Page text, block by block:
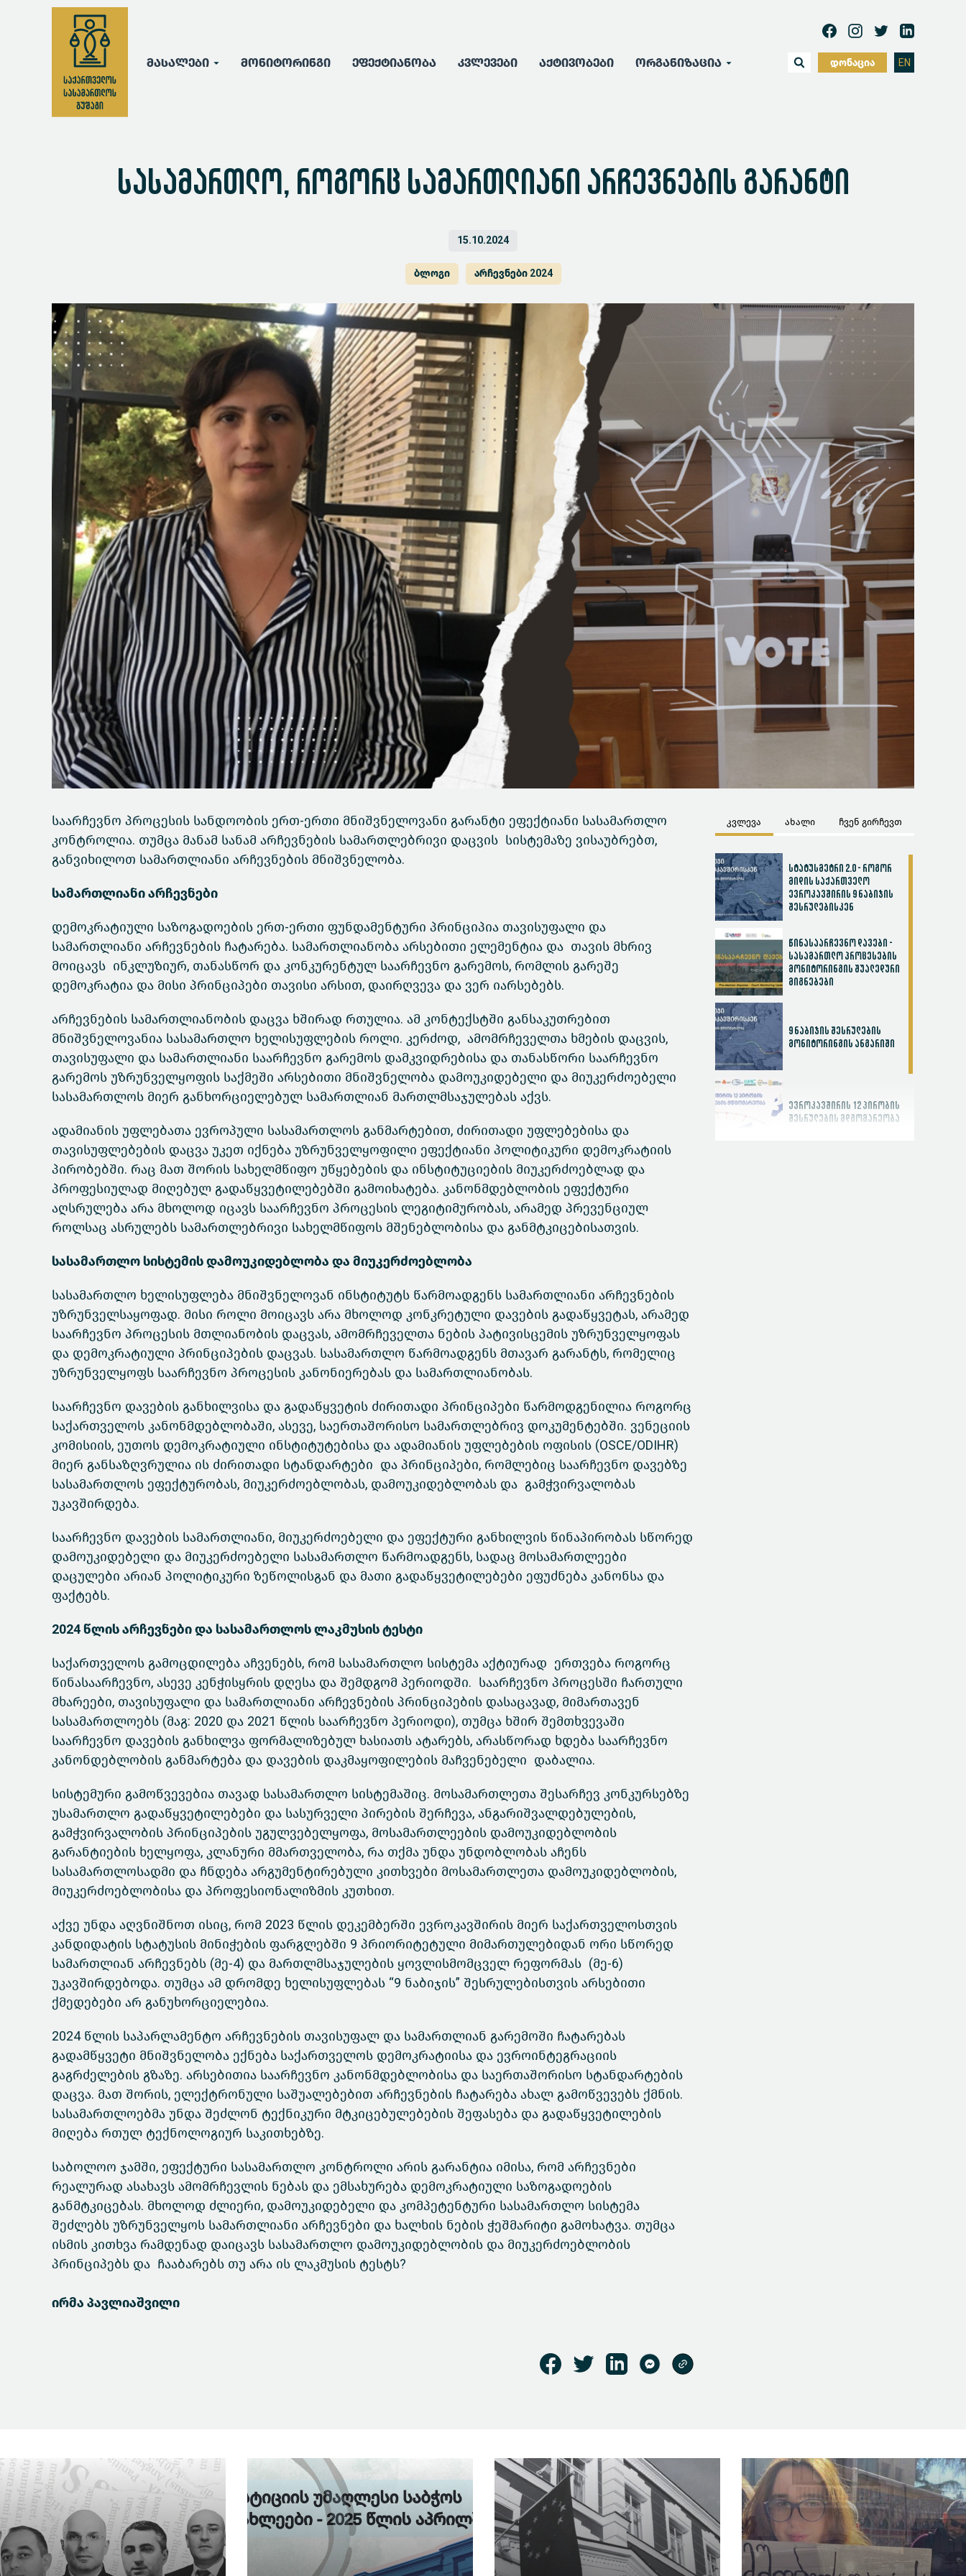
მასალები მონიტორინგი ეფექტიანობა კვლევები აქტივობები ორგანიზაცია დონაცია EN
სასამართლო, როგორც სამართლიანი არჩევნების გარანტი
15.10.2024
ბლოგი არჩევნები 2024
საარჩევნო პროცესის სანდოობის ერთ-ერთი მნიშვნელოვანი გარანტი ეფექტიანი სასამართლო
კონტროლია. თუმცა მანამ სანამ არჩევნების სამართლებრივი დაცვის სისტემაზე ვისაუბრებთ,
განვიხილოთ სამართლიანი არჩევნების მნიშვნელობა.
სამართლიანი არჩევნები
დემოკრატიული საზოგადოების ერთ-ერთი ფუნდამენტური პრინციპია თავისუფალი და
სამართლიანი არჩევნების ჩატარება. სამართლიანობა არსებითი ელემენტია და თავის მხრივ
მოიცავს ინკლუზიურ, თანასწორ და კონკურენტულ საარჩევნო გარემოს, რომლის გარეშე
დემოკრატია და მისი პრინციპები თავისი არსით, დაირღვევა და ვერ იარსებებს.
არჩევნების სამართლიანობის დაცვა ხშირად რთულია. ამ კონტექსტში განსაკუთრებით
მნიშვნელოვანია სასამართლო ხელისუფლების როლი. კერძოდ, ამომრჩეველთა ხმების დაცვის,
თავისუფალი და სამართლიანი საარჩევნო გარემოს დამკვიდრებისა და თანასწორი საარჩევნო
გარემოს უზრუნველყოფის საქმეში არსებითი მნიშვნელობა დამოუკიდებელი და მიუკერძოებელი
სასამართლოს მიერ განხორციელებულ სამართლიან მართლმსაჯულებას აქვს.
ადამიანის უფლებათა ევროპული სასამართლოს განმარტებით, ძირითადი უფლებებისა და
თავისუფლებების დაცვა უკეთ იქნება უზრუნველყოფილი ეფექტიანი პოლიტიკური დემოკრატიის
პირობებში. რაც მათ შორის სახელმწიფო უწყებების და ინსტიტუციების მიუკერძოებლად და
პროფესიულად მიღებულ გადაწყვეტილებებში გამოიხატება. კანონმდებლობის ეფექტური
აღსრულება არა მხოლოდ იცავს საარჩევნო პროცესის ლეგიტიმურობას, არამედ პრევენციულ
როლსაც ასრულებს სამართლებრივი სახელმწიფოს მშენებლობისა და განმტკიცებისათვის.
სასამართლო სისტემის დამოუკიდებლობა და მიუკერძოებლობა
სასამართლო ხელისუფლება მნიშვნელოვან ინსტიტუტს წარმოადგენს სამართლიანი არჩევნების
უზრუნველსაყოფად. მისი როლი მოიცავს არა მხოლოდ კონკრეტული დავების გადაწყვეტას, არამედ
საარჩევნო პროცესის მთლიანობის დაცვას, ამომრჩეველთა ნების პატივისცემის უზრუნველყოფას
და დემოკრატიული პრინციპების დაცვას. სასამართლო წარმოადგენს მთავარ გარანტს, რომელიც
უზრუნველყოფს საარჩევნო პროცესის კანონიერებას და სამართლიანობას.
საარჩევნო დავების განხილვისა და გადაწყვეტის ძირითადი პრინციპები წარმოდგენილია როგორც
საქართველოს კანონმდებლობაში, ასევე, საერთაშორისო სამართლებრივ დოკუმენტებში. ვენეციის
კომისიის, ეუთოს დემოკრატიული ინსტიტუტებისა და ადამიანის უფლებების ოფისის (OSCE/ODIHR)
მიერ განსაზღვრულია ის ძირითადი სტანდარტები და პრინციპები, რომლებიც საარჩევნო დავებზე
სასამართლოს ეფექტურობას, მიუკერძოებლობას, დამოუკიდებლობას და გამჭვირვალობას
უკავშირდება.
საარჩევნო დავების სამართლიანი, მიუკერძოებელი და ეფექტური განხილვის წინაპირობას სწორედ
დამოუკიდებელი და მიუკერძოებელი სასამართლო წარმოადგენს, სადაც მოსამართლეები
დაცულები არიან პოლიტიკური ზეწოლისგან და მათი გადაწყვეტილებები ეფუძნება კანონსა და
ფაქტებს.
2024 წლის არჩევნები და სასამართლოს ლაკმუსის ტესტი
საქართველოს გამოცდილება აჩვენებს, რომ სასამართლო სისტემა აქტიურად ერთვება როგორც
წინასაარჩევნო, ასევე კენჭისყრის დღესა და შემდგომ პერიოდში. საარჩევნო პროცესში ჩართული
მხარეები, თავისუფალი და სამართლიანი არჩევნების პრინციპების დასაცავად, მიმართავენ
სასამართლოებს (მაგ: 2020 და 2021 წლის საარჩევნო პერიოდი), თუმცა ხშირ შემთხვევაში
საარჩევნო დავების განხილვა ფორმალიზებულ ხასიათს ატარებს, არასწორად ხდება საარჩევნო
კანონდებლობის განმარტება და დავების დაკმაყოფილების მაჩვენებელი დაბალია.
სისტემური გამოწვევებია თავად სასამართლო სისტემაშიც. მოსამართლეთა შესარჩევ კონკურსებზე
უსამართლო გადაწყვეტილებები და სასურველი პირების შერჩევა, ანგარიშვალდებულების,
გამჭვირვალობის პრინციპების უგულვებელყოფა, მოსამართლეების დამოუკიდებლობის
გარანტიების ხელყოფა, კლანური მმართველობა, რა თქმა უნდა უნდობლობას აჩენს
სასამართლოსადმი და ჩნდება არგუმენტირებული კითხვები მოსამართლეთა დამოუკიდებლობის,
მიუკერძოებლობისა და პროფესიონალიზმის კუთხით.
აქვე უნდა აღვნიშნოთ ისიც, რომ 2023 წლის დეკემბერში ევროკავშირის მიერ საქართველოსთვის
კანდიდატის სტატუსის მინიჭების ფარგლებში 9 პრიორიტეტული მიმართულებიდან ორი სწორედ
სამართლიან არჩევნებს (მე-4) და მართლმსაჯულების ყოვლისმომცველ რეფორმას (მე-6)
უკავშირდებოდა. თუმცა ამ დრომდე ხელისუფლებას “9 ნაბიჯის” შესრულებისთვის არსებითი
ქმედებები არ განუხორციელებია.
2024 წლის საპარლამენტო არჩევნების თავისუფალ და სამართლიან გარემოში ჩატარებას
გადამწყვეტი მნიშვნელობა ექნება საქართველოს დემოკრატიისა და ევროინტეგრაციის
გაგრძელების გზაზე. არსებითია საარჩევნო კანონმდებლობისა და საერთაშორისო სტანდარტების
დაცვა. მათ შორის, ელექტრონული საშუალებებით არჩევნების ჩატარება ახალ გამოწვევებს ქმნის.
სასამართლოებმა უნდა შეძლონ ტექნიკური მტკიცებულებების შეფასება და გადაწყვეტილების
მიღება რთულ ტექნოლოგიურ საკითხებზე.
საბოლოო ჯამში, ეფექტური სასამართლო კონტროლი არის გარანტია იმისა, რომ არჩევნები
რეალურად ასახავს ამომრჩევლის ნებას და ემსახურება დემოკრატიული საზოგადოების
განმტკიცებას. მხოლოდ ძლიერი, დამოუკიდებელი და კომპეტენტური სასამართლო სისტემა
შეძლებს უზრუნველყოს სამართლიანი არჩევნები და ხალხის ნების ჭეშმარიტი გამოხატვა. თუმცა
ისმის კითხვა რამდენად დაიცავს სასამართლო დამოუკიდებლობის და მიუკერძოებლობის
პრინციპებს და ჩააბარებს თუ არა ის ლაკმუსის ტესტს?
ირმა პავლიაშვილი
კვლევა ახალი ჩვენ გირჩევთ
სტატუსმეტრი 2.0 - როგორ
მიდის საქართველო
ევროკავშირის 9 ნაბიჯის
შესრულებისკენ
წინასაარჩევნო დავები -
სასამართლო პროცესების
მონიტორინგის შუალედური
მიგნებები
9 ნაბიჯის შესრულების
მონიტორინგის ანგარიში
ევროკავშირის 12 პირობის
შესრულების მდგომარეობა